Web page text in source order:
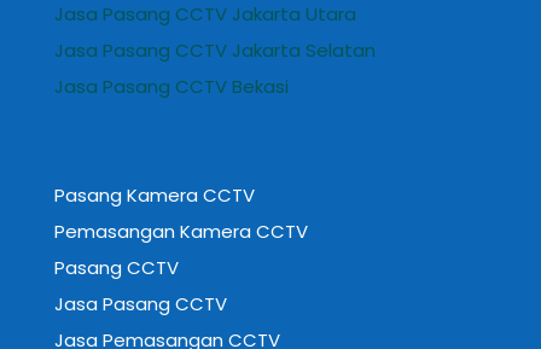
Jasa Pasang CCTV Jakarta Utara
Jasa Pasang CCTV Jakarta Selatan
Jasa Pasang CCTV Bekasi
Pasang Kamera CCTV
Pemasangan Kamera CCTV
Pasang CCTV
Jasa Pasang CCTV
Jasa Pemasangan CCTV